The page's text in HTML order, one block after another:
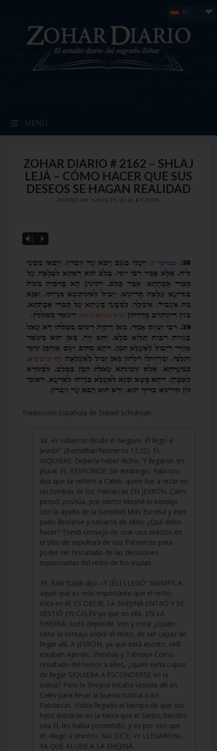
ES
MENÚ
ZOHAR DIARIO # 2162 – SHLAJ
LEJÁ – CÓMO HACER QUE SUS
DESEOS SE HAGAN REALIDAD
POSTED ON JUNIO 23, 2016 BY ZION
Vm P
Traducción Española de Daniel Schulman
38. «Y subieron desde el Neguev. Él llegó a
Jevrón” (Bemidbar/Números 13:22). ÉL
INQUIERE: Debería haber dicho, ‘Y llegaron ‘en
plural. ÉL RESPONDE: Sin embargo, Rabí Iosi
dijo que se refiere a Caleb, quien fue a rezar en
las tumbas de los Patriarcas EN JEVRÓN. Calev
pensó: ¡Ioshúa, por cierto! Moshé lo bendijo
con la ayuda de la Santidad Más Excelsa y éste
pudo liberarse y salvarse de ellos; ¿Qué debo
hacer? Tomó consejo de orar una oración en
el sitio de sepultura de sus Patriarcas para
poder ser rescatado de las decisiones
equivocadas del resto de los espías.
39. Rabí Itzjak dijo: «Y (ÉL) LLEGÓ” SIGNIFICA
aquel que es más importante que el resto,
ésta en él; ES DECIR, LA SHEJINÁ ENTRÓ Y SE
VESTIÓ EN CALEV ya que en ella, EN LA
SHEJINÁ, todo depende. Ven y mira: ¿Quién
tiene la ventaja sobre el resto, de ser capaz de
llegar allí, A JEVRÓN, ya que está escrito: «Allí
estaban Ajimán, Sheshay y Talmay» Como
resultado del temor a ellos, ¿quién sería capaz
de llegar SIQUIERA A ESCONDERSE en la
cueva? Pero la Shejiná estaba vestida allí en
Calev para llevar la buena noticia a los
Patriarcas. Había llegado el tiempo de que sus
hijos entraran en la tierra que el Santo, bendito
sea Él, les había prometido, y es por eso que
él: «llegó a Jevrón». NO DICE, «Y LLEGARON»,
YA QUE ALUDE A LA SHEJINÁ.